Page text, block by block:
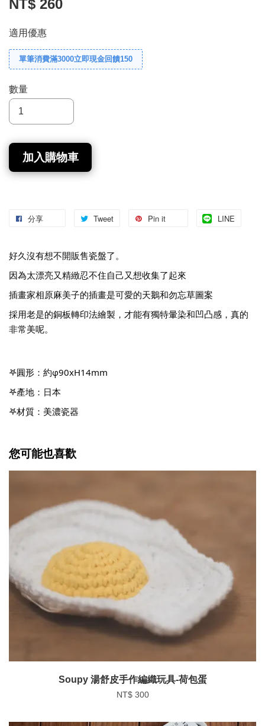
NT$ 260
適用優惠
單筆消費滿3000立即現金回饋150
數量
加入購物車
分享 Tweet Pin it LINE
好久沒有想不開販售瓷盤了。
因為太漂亮又精緻忍不住自己又想收集了起來
插畫家相原麻美子的插畫是可愛的天鵝和勿忘草圖案
採用老是的銅板轉印法繪製，才能有獨特暈染和凹凸感，真的
非常美呢。
𖤐圓形：約φ90xH14mm
𖤐產地：日本
𖤐材質：美濃瓷器
您可能也喜歡
Soupy 湯舒皮手作編織玩具-荷包蛋
NT$ 300